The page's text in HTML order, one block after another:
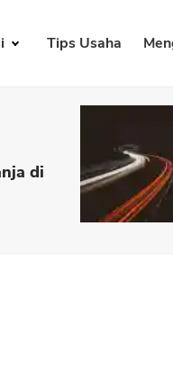
Tips Usaha
di